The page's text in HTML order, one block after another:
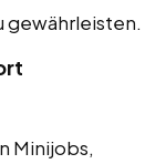
gewährleisten.
Minijobs,